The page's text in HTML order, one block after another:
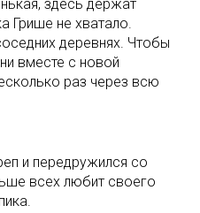
здесь держат
Грише не хватало.
деревнях. Чтобы
вместе с новой
раз через всю
и передружился со
всех любит своего